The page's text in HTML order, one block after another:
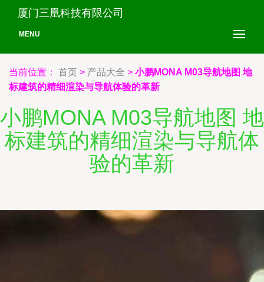
厦门三凰科技有限公司
MENU
当前位置： 首页 > 产品大全 > 小鹏MONA M03导航地图 地
标建筑的精细渲染与导航体验的革新
小鹏MONA M03导航地图 地
标建筑的精细渲染与导航体
验的革新